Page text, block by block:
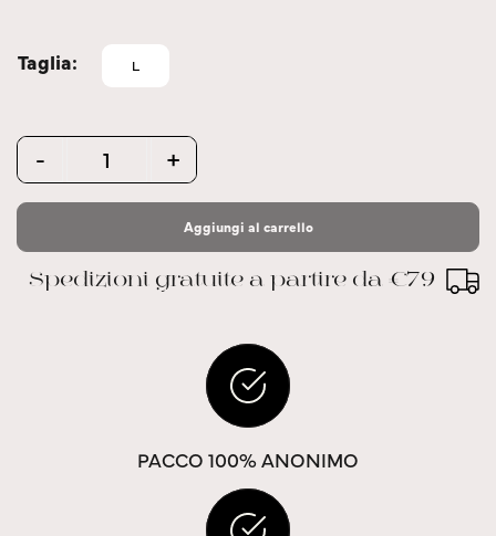
Taglia L
Quantity
- +
Aggiungi al carrello
Spedizioni gratuite a partire da €79
PACCO 100% ANONIMO